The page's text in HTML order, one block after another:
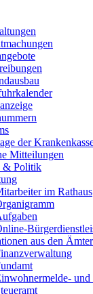
der
Mitteilungen
& Politik
im Rathaus
aus den
und